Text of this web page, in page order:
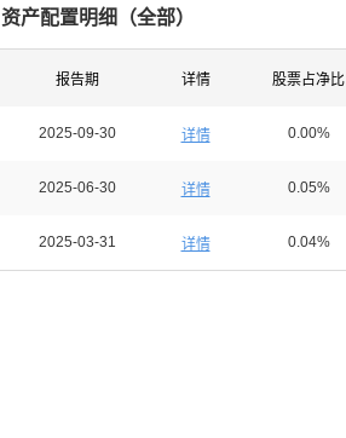
资产配置明细（全部）
报告期 详情 股票占净比
2025-09-30 详情 0.00%
2025-06-30 详情 0.05%
2025-03-31 详情 0.04%